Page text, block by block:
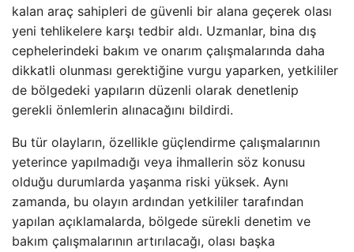
kalan araç sahipleri de güvenli bir alana geçerek olası
yeni tehlikelere karşı tedbir aldı. Uzmanlar, bina dış
cephelerindeki bakım ve onarım çalışmalarında daha
dikkatli olunması gerektiğine vurgu yaparken, yetkililer
de bölgedeki yapıların düzenli olarak denetlenip
gerekli önlemlerin alınacağını bildirdi.
Bu tür olayların, özellikle güçlendirme çalışmalarının
yeterince yapılmadığı veya ihmallerin söz konusu
olduğu durumlarda yaşanma riski yüksek. Aynı
zamanda, bu olayın ardından yetkililer tarafından
yapılan açıklamalarda, bölgede sürekli denetim ve
bakım çalışmalarının artırılacağı, olası başka